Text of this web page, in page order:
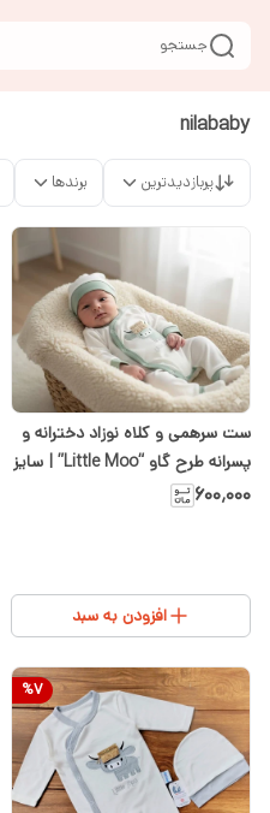
جستجو
nilababy
پربازدیدترین برندها
ست سرهمی و کلاه نوزاد دخترانه و
پسرانه طرح گاو “Little Moo” | سایز
۱ و ۲ | سبز
۶۰۰٬۰۰۰
افزودن به سبد
%7